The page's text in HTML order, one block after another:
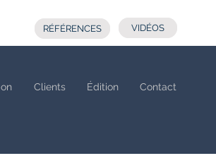
RÉFÉRENCES VIDÉOS
Clients Édition Contact